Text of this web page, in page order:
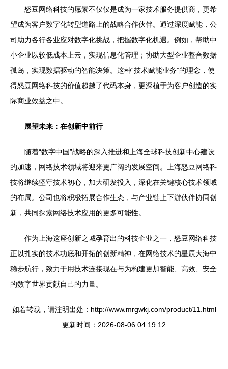
怒豆网络科技的愿景不仅仅是成为一家技术服务提供商，更希
望成为客户数字化转型道路上的战略合作伙伴。通过深度赋能，公
司助力各行各业应对数字化挑战，把握数字化机遇。例如，帮助中
小企业以较低成本上云，实现信息化管理；协助大型企业整合数据
孤岛，实现数据驱动的智能决策。这种“技术赋能业务”的理念，使
得怒豆网络科技的价值超越了代码本身，更深植于为客户创造的实
际商业效益之中。
展望未来：在创新中前行
随着“数字中国”战略的深入推进和上海全球科技创新中心建设
的加速，网络技术领域将迎来更广阔的发展空间。上海怒豆网络科
技将继续坚守技术初心，加大研发投入，深化在关键核心技术领域
的布局。公司也将积极拓展合作生态，与产业链上下游伙伴协同创
新，共同探索网络技术应用的更多可能性。
作为上海这座创新之城孕育出的科技企业之一，怒豆网络科技
正以扎实的技术功底和开拓的创新精神，在网络技术的星辰大海中
稳步航行，致力于用技术连接现在与为构建更加智能、高效、安全
的数字世界贡献自己的力量。
如若转载，请注明出处：http://www.mrgwkj.com/product/11.html
更新时间：2026-08-06 04:19:12